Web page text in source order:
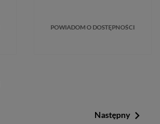
POWIADOM O DOSTĘPNOŚCI
Następny 